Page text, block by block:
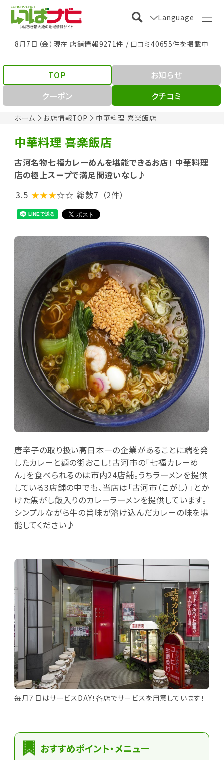
Language
8月7日（金）現在 店舗情報9271件 / 口コミ40655件を掲載中
ホーム お店情報TOP 中華料理 喜楽飯店
TOP
お知らせ
クーポン
クチコミ
中華料理 喜楽飯店
古河名物七福カレーめんを堪能できるお店！ 中華料理
店の極上スープで満足間違いなし♪
3.5 ★★★☆☆ 総数7 （2件）
唐辛子の取り扱い高日本一の企業があることに端を発
したカレーと麺の街おこし！古河市の「七福カレーめ
ん」を食べられるのは市内24店舗。うちラーメンを提供
している3店舗の中でも、当店は「古河市（こがし）」とか
けた焦がし飯入りのカレーラーメンを提供しています。
シンプルながら牛の旨味が溶け込んだカレーの味を堪
能してください♪
毎月７日はサービスDAY！各店でサービスを用意しています！
おすすめポイント・メニュー